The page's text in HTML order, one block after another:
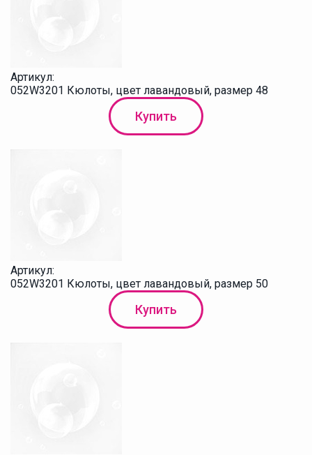
Артикул:
052W3201 Кюлоты, цвет лавандовый, размер 48
Купить
Артикул:
052W3201 Кюлоты, цвет лавандовый, размер 50
Купить